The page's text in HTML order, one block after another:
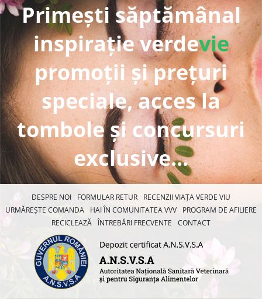
Primești săptămânal
inspirație verdevie
promoții și prețuri
speciale, acces la
tombole și concursuri
exclusive...
DESPRE NOI FORMULAR RETUR
RECENZII VIAȚA VERDE VIU
URMĂREȘTE COMANDA
HAI ÎN COMUNITATEA VVV
PROGRAM DE AFILIERE
RECICLEAZĂ ÎNTREBĂRI FRECVENTE CONTACT